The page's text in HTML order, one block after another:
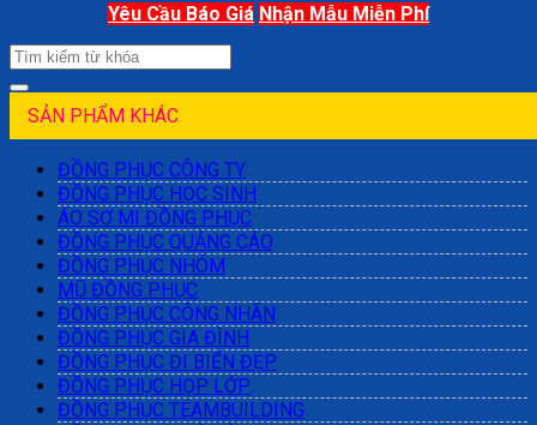
Yêu Cầu Báo Giá Nhận Mẫu Miễn Phí
SẢN PHẨM KHÁC
ĐỒNG PHỤC CÔNG TY
ĐỒNG PHỤC HỌC SINH
ÁO SƠ MI ĐỒNG PHỤC
ĐỒNG PHỤC QUẢNG CÁO
ĐỒNG PHỤC NHÓM
MŨ ĐỒNG PHỤC
ĐỒNG PHỤC CÔNG NHÂN
ĐỒNG PHỤC GIA ĐÌNH
ĐỒNG PHỤC ĐI BIỂN ĐẸP
ĐỒNG PHỤC HỌP LỚP
ĐỒNG PHỤC TEAMBUILDING